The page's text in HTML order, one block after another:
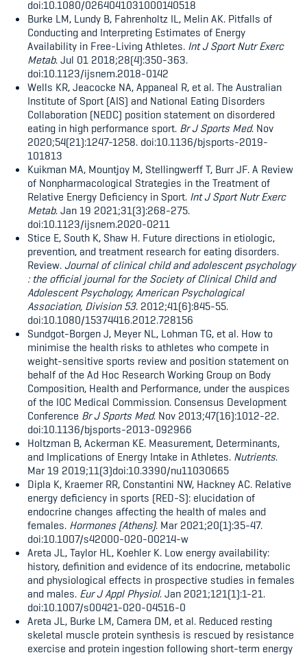
doi:10.1080/0264041031000140518
Burke LM, Lundy B, Fahrenholtz IL, Melin AK. Pitfalls of
Conducting and Interpreting Estimates of Energy
Availability in Free-Living Athletes. Int J Sport Nutr Exerc
Metab. Jul 01 2018;28(4):350-363.
doi:10.1123/ijsnem.2018-0142
Wells KR, Jeacocke NA, Appaneal R, et al. The Australian
Institute of Sport (AIS) and National Eating Disorders
Collaboration (NEDC) position statement on disordered
eating in high performance sport. Br J Sports Med. Nov
2020;54(21):1247-1258. doi:10.1136/bjsports-2019-
101813
Kuikman MA, Mountjoy M, Stellingwerff T, Burr JF. A Review
of Nonpharmacological Strategies in the Treatment of
Relative Energy Deficiency in Sport. Int J Sport Nutr Exerc
Metab. Jan 19 2021;31(3):268-275.
doi:10.1123/ijsnem.2020-0211
Stice E, South K, Shaw H. Future directions in etiologic,
prevention, and treatment research for eating disorders.
Review. Journal of clinical child and adolescent psychology
: the official journal for the Society of Clinical Child and
Adolescent Psychology, American Psychological
Association, Division 53. 2012;41(6):845-55.
doi:10.1080/15374416.2012.728156
Sundgot-Borgen J, Meyer NL, Lohman TG, et al. How to
minimise the health risks to athletes who compete in
weight-sensitive sports review and position statement on
behalf of the Ad Hoc Research Working Group on Body
Composition, Health and Performance, under the auspices
of the IOC Medical Commission. Consensus Development
Conference Br J Sports Med. Nov 2013;47(16):1012-22.
doi:10.1136/bjsports-2013-092966
Holtzman B, Ackerman KE. Measurement, Determinants,
and Implications of Energy Intake in Athletes. Nutrients.
Mar 19 2019;11(3)doi:10.3390/nu11030665
Dipla K, Kraemer RR, Constantini NW, Hackney AC. Relative
energy deficiency in sports (RED-S): elucidation of
endocrine changes affecting the health of males and
females. Hormones (Athens). Mar 2021;20(1):35-47.
doi:10.1007/s42000-020-00214-w
Areta JL, Taylor HL, Koehler K. Low energy availability:
history, definition and evidence of its endocrine, metabolic
and physiological effects in prospective studies in females
and males. Eur J Appl Physiol. Jan 2021;121(1):1-21.
doi:10.1007/s00421-020-04516-0
Areta JL, Burke LM, Camera DM, et al. Reduced resting
skeletal muscle protein synthesis is rescued by resistance
exercise and protein ingestion following short-term energy